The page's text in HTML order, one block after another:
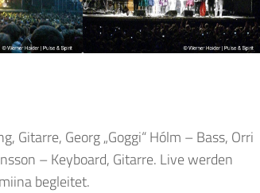
Gitarre, Georg „Goggi“ Hólm – Bass, Orri
– Keyboard, Gitarre. Live werden
begleitet.